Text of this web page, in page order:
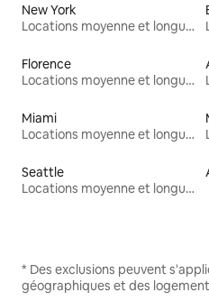
New York
Locations moyenne et longue durée
Florence
Locations moyenne et longue durée
Miami
Locations moyenne et longue durée
Seattle
Locations moyenne et longue durée
* Des exclusions peuvent
géographiques et des